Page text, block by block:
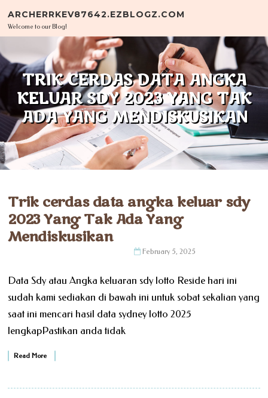
ARCHERRKEV87642.EZBLOGZ.COM
Welcome to our Blog!
TRIK CERDAS DATA ANGKA
KELUAR SDY 2023 YANG TAK
ADA YANG MENDISKUSIKAN
Trik cerdas data angka keluar sdy
2023 Yang Tak Ada Yang
Mendiskusikan
February 5, 2025
Data Sdy atau Angka keluaran sdy lotto Reside hari ini
sudah kami sediakan di bawah ini untuk sobat sekalian yang
saat ini mencari hasil data sydney lotto 2025
lengkapPastikan anda tidak
Read More